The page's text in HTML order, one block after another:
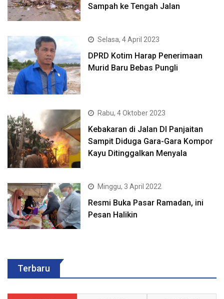
Sampah ke Tengah Jalan
Selasa, 4 April 2023
DPRD Kotim Harap Penerimaan
Murid Baru Bebas Pungli
Rabu, 4 Oktober 2023
Kebakaran di Jalan DI Panjaitan
Sampit Diduga Gara-Gara Kompor
Kayu Ditinggalkan Menyala
Minggu, 3 April 2022
Resmi Buka Pasar Ramadan, ini
Pesan Halikin
Terbaru